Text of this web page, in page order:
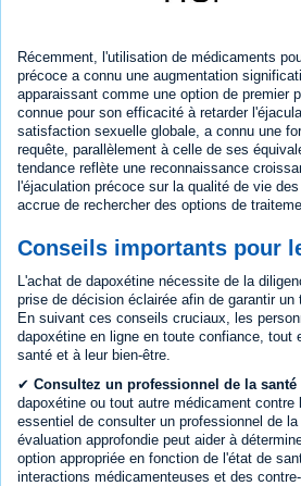
Récemment, l'utilisation de médicaments
précoce a connu une augmentation
apparaissant comme une option de premier
connue pour son efficacité à retarder
satisfaction sexuelle globale, a connu une
requête, parallèlement à celle de ses
tendance reflète une reconnaissance
l'éjaculation précoce sur la qualité de vie
accrue de rechercher des options de
Conseils importants pour
L'achat de dapoxétine nécessite de la
prise de décision éclairée afin de garantir un
En suivant ces conseils cruciaux, les
dapoxétine en ligne en toute confiance, tout
santé et à leur bien-être.
✔ Consultez un professionnel de la santé
dapoxétine ou tout autre médicament
essentiel de consulter un professionnel de
évaluation approfondie peut aider à
option appropriée en fonction de l'état de
interactions médicamenteuses et des